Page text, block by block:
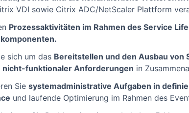
VDI sowie Citrix ADC/NetScaler Plattform
Prozessaktivitäten im Rahmen des Service
sich um das Bereitstellen und den Ausbau
funktionaler Anforderungen in
Sie systemadministrative Aufgaben in
und laufende Optimierung im Rahmen des